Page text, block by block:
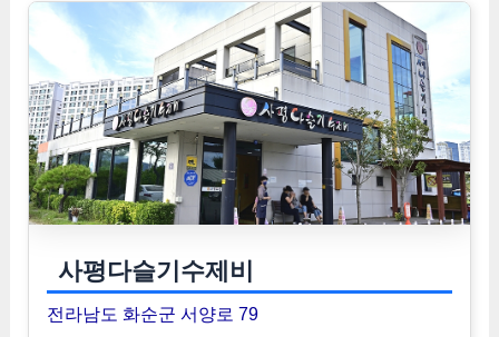
사평다슬기수제비
전라남도 화순군 서양로 79